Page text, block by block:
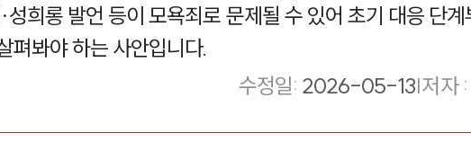
희롱 발언 등이 모욕죄로 문제될 수 있어 초기 대응 단
펴봐야 하는 사안입니다.
수정일: 2026-05-13|저자 :